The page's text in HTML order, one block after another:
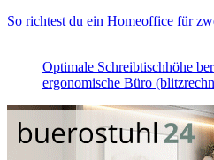
So richtest du ein Homeoffice für
Optimale Schreibtischhöhe
ergonomische Büro